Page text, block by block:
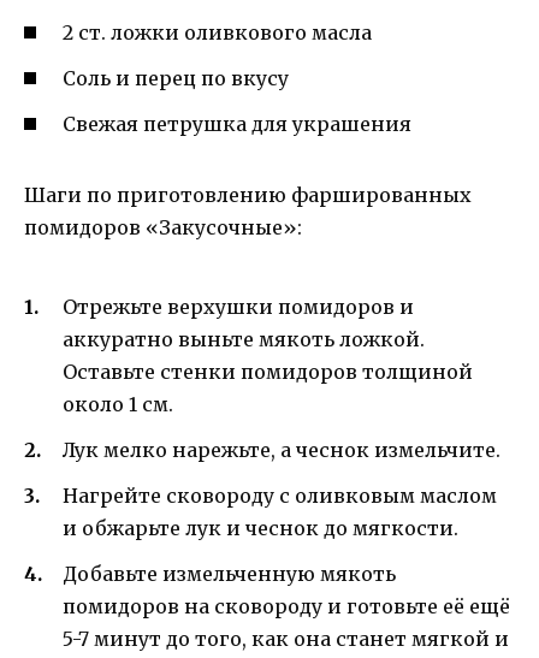
2 ст. ложки оливкового масла
Соль и перец по вкусу
Свежая петрушка для украшения
Шаги по приготовлению фаршированных
помидоров «Закусочные»:
Отрежьте верхушки помидоров и
аккуратно выньте мякоть ложкой.
Оставьте стенки помидоров толщиной
около 1 см.
Лук мелко нарежьте, а чеснок измельчите.
Нагрейте сковороду с оливковым маслом
и обжарьте лук и чеснок до мягкости.
Добавьте измельченную мякоть
помидоров на сковороду и готовьте её ещё
5-7 минут до того, как она станет мягкой и